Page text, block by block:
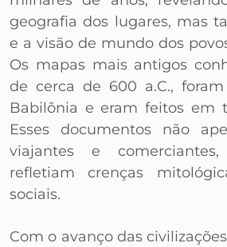
geografia dos lugares, mas
e a visão de mundo dos
Os mapas mais antigos
de cerca de 600 a.C.,
Babilônia e eram feitos em
Esses documentos não
viajantes e
refletiam crenças
sociais.
Com o avanço das